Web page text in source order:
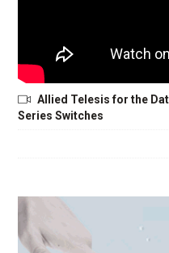
Allied Telesis for the
Series Switches